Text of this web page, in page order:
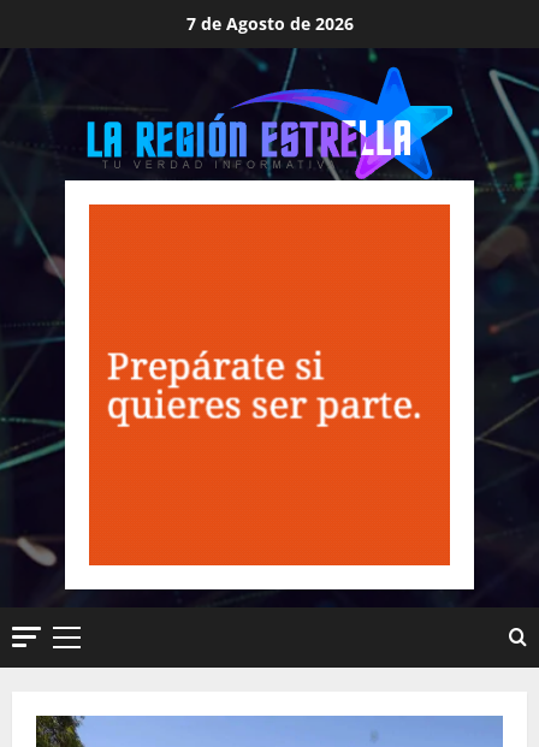
al
contenido
7 de Agosto de 2026
Menú